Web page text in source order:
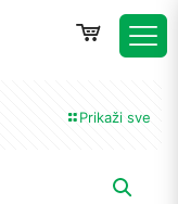
Prikaži sve